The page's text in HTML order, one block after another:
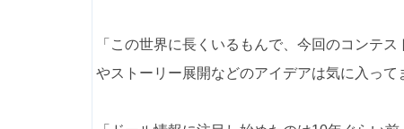
「この世界に長くいるもんで、今回のコンテ
やストーリー展開などのアイデアは気に入っ